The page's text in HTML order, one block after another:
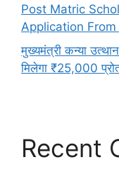
Post Matric
Application
मुख्यमंत्री कन्या
मिलेगा ₹25,000
Recent